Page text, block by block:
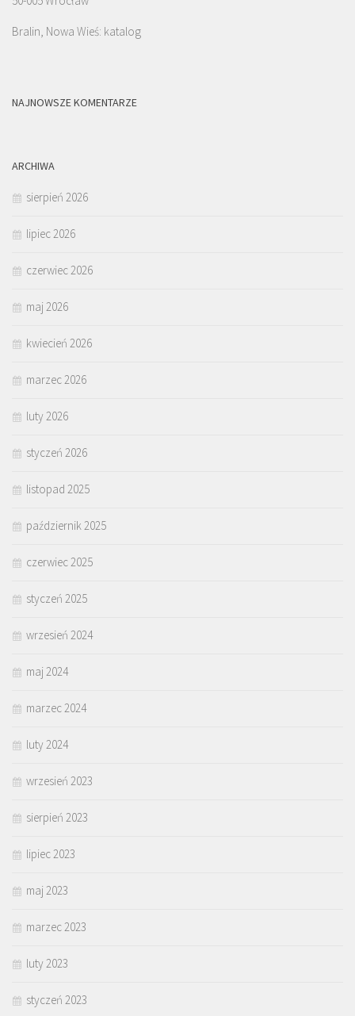
Bralin, Nowa Wieś: katalog
NAJNOWSZE KOMENTARZE
ARCHIWA
sierpień 2026
lipiec 2026
czerwiec 2026
maj 2026
kwiecień 2026
marzec 2026
luty 2026
styczeń 2026
listopad 2025
październik 2025
czerwiec 2025
styczeń 2025
wrzesień 2024
maj 2024
marzec 2024
luty 2024
wrzesień 2023
sierpień 2023
lipiec 2023
maj 2023
marzec 2023
luty 2023
styczeń 2023